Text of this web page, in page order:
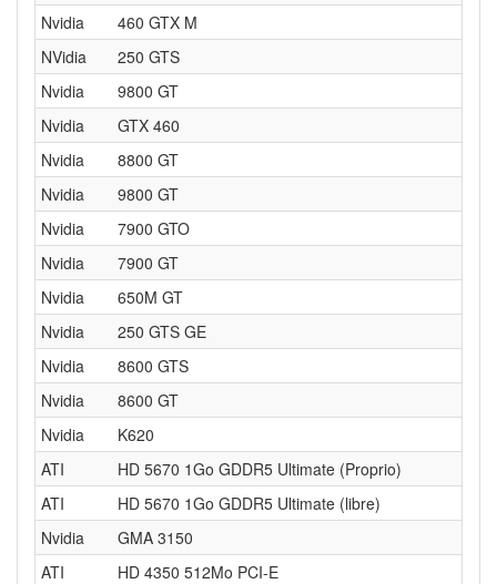
Nvidia
460 GTX M
NVidia
250 GTS
Nvidia
9800 GT
Nvidia
GTX 460
Nvidia
8800 GT
Nvidia
9800 GT
Nvidia
7900 GTO
Nvidia
7900 GT
Nvidia
650M GT
Nvidia
250 GTS GE
Nvidia
8600 GTS
Nvidia
8600 GT
Nvidia
K620
ATI
HD 5670 1Go GDDR5 Ultimate (Proprio)
ATI
HD 5670 1Go GDDR5 Ultimate (libre)
Nvidia
GMA 3150
ATI
HD 4350 512Mo PCI-E